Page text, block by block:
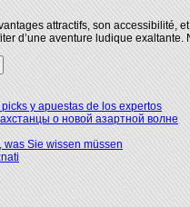
attractifs, son accessibilité,
d’une aventure ludique
y apuestas de los expertos
о новой азартной волне
was Sie wissen müssen